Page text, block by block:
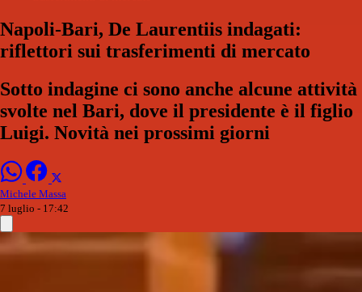
Napoli-Bari, De Laurentiis indagati:
riflettori sui trasferimenti di mercato
Sotto indagine ci sono anche alcune attività
svolte nel Bari, dove il presidente è il figlio
Luigi. Novità nei prossimi giorni
Michele Massa
7 luglio - 17:42